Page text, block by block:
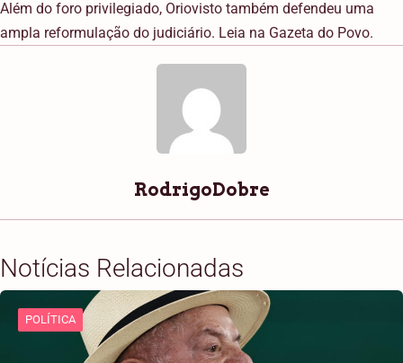
Além do foro privilegiado, Oriovisto também defendeu uma
ampla reformulação do judiciário. Leia na Gazeta do Povo.
RodrigoDobre
Notícias Relacionadas
POLÍTICA